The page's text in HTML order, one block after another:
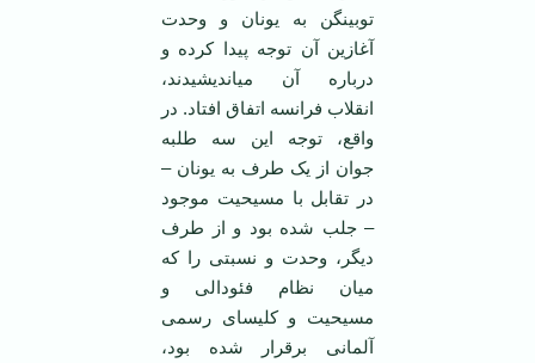
توبینگن به یونان و وحدت
آغازین آن توجه پیدا کرده و
درباره آن می­اندیشیدند،
انقلاب فرانسه اتفاق افتاد. در
واقع، توجه این سه طلبه
جوان از یک طرف به یونان –
در تقابل با مسیحیت موجود
– جلب شده بود و از طرف
دیگر، وحدت و نسبتی را که
میان نظام فئودالی و
مسیحیت و کلیسای رسمی
آلمانی برقرار شده بود،